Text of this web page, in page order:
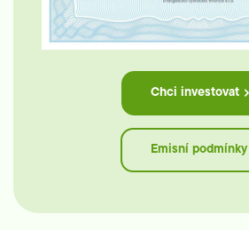
Chci investovat
Emisní podmínky